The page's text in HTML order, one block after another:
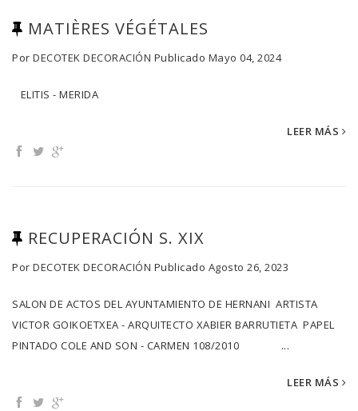
MATIÈRES VÉGÉTALES
Por DECOTEK DECORACIÓN Publicado Mayo 04, 2024
ELITIS - MERIDA
LEER MÁS
RECUPERACIÓN S. XIX
Por DECOTEK DECORACIÓN Publicado Agosto 26, 2023
SALON DE ACTOS DEL AYUNTAMIENTO DE HERNANI ARTISTA
VICTOR GOIKOETXEA - ARQUITECTO XABIER BARRUTIETA PAPEL
PINTADO COLE AND SON - CARMEN 108/2010 ...
LEER MÁS